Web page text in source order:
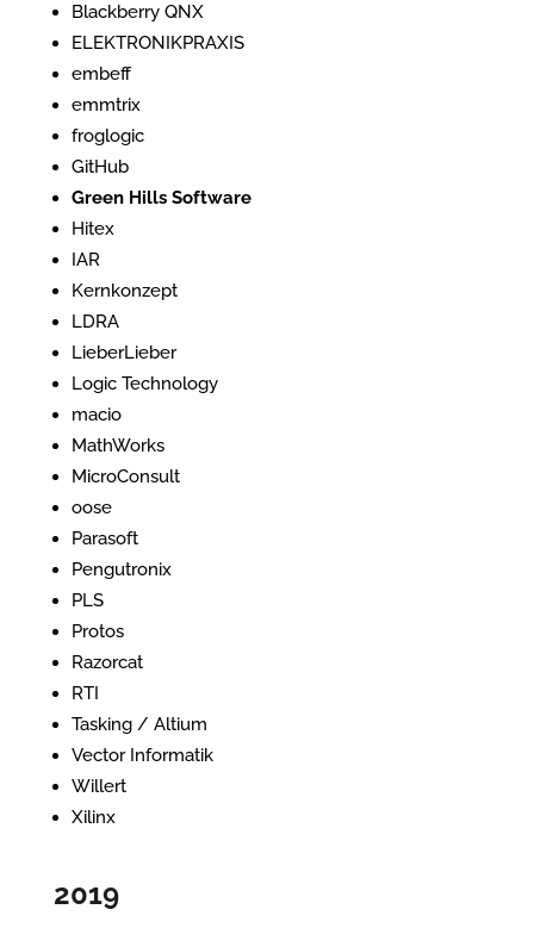
Blackberry QNX
ELEKTRONIKPRAXIS
embeff
emmtrix
froglogic
GitHub
Green Hills Software
Hitex
IAR
Kernkonzept
LDRA
LieberLieber
Logic Technology
macio
MathWorks
MicroConsult
oose
Parasoft
Pengutronix
PLS
Protos
Razorcat
RTI
Tasking / Altium
Vector Informatik
Willert
Xilinx
2019